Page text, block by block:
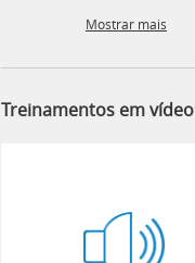
Mostrar mais
Treinamentos em vídeo